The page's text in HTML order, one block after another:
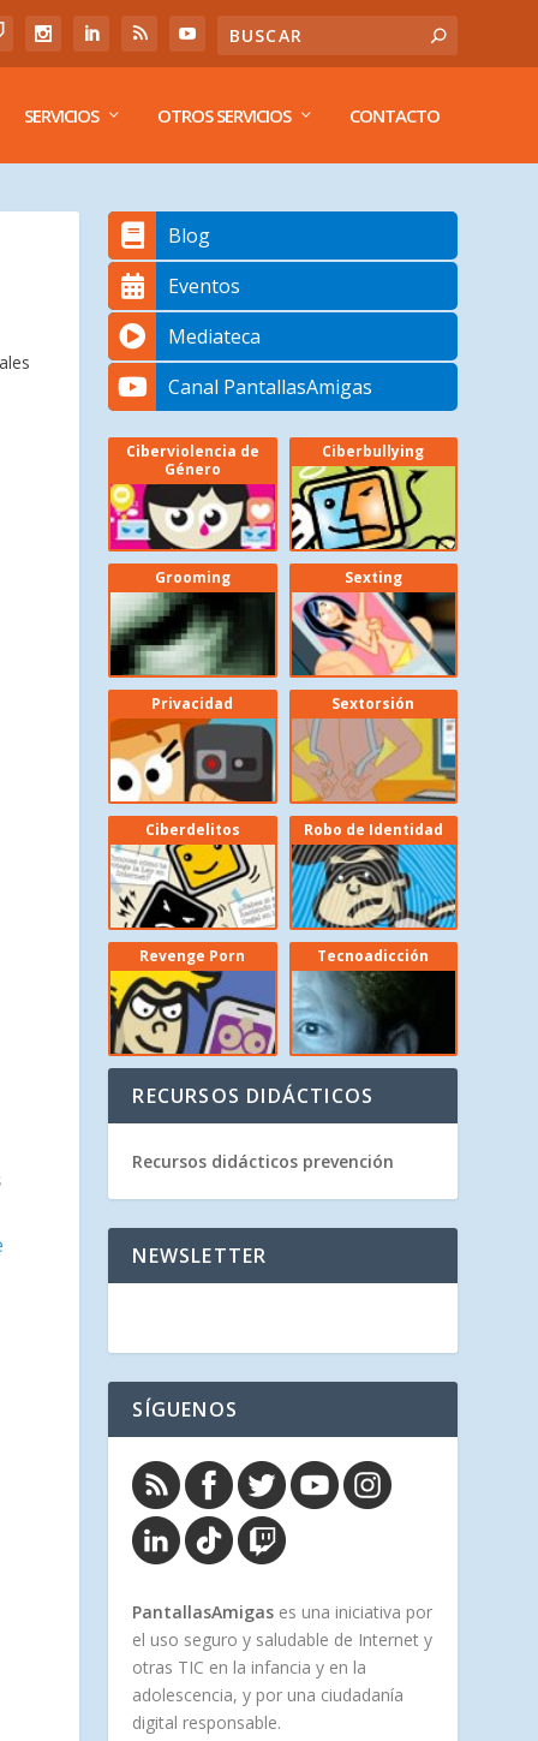
SERVICIOS OTROS SERVICIOS CONTACTO
Blog
Eventos
Mediateca
Canal PantallasAmigas
Ciberviolencia de
Género
Ciberbullying
Grooming Sexting
Privacidad Sextorsión
Ciberdelitos Robo de Identidad
Revenge Porn Tecnoadicción
RECURSOS DIDÁCTICOS
Recursos didácticos prevención
NEWSLETTER
SÍGUENOS
PantallasAmigas es una iniciativa por
el uso seguro y saludable de Internet y
otras TIC en la infancia y en la
adolescencia, y por una ciudadanía
digital responsable.